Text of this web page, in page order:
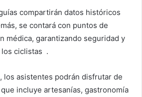
compartirán datos históricos
se contará con puntos de
médica, garantizando seguridad y
los ciclistas .
los asistentes podrán disfrutar de
incluye artesanías, gastronomía